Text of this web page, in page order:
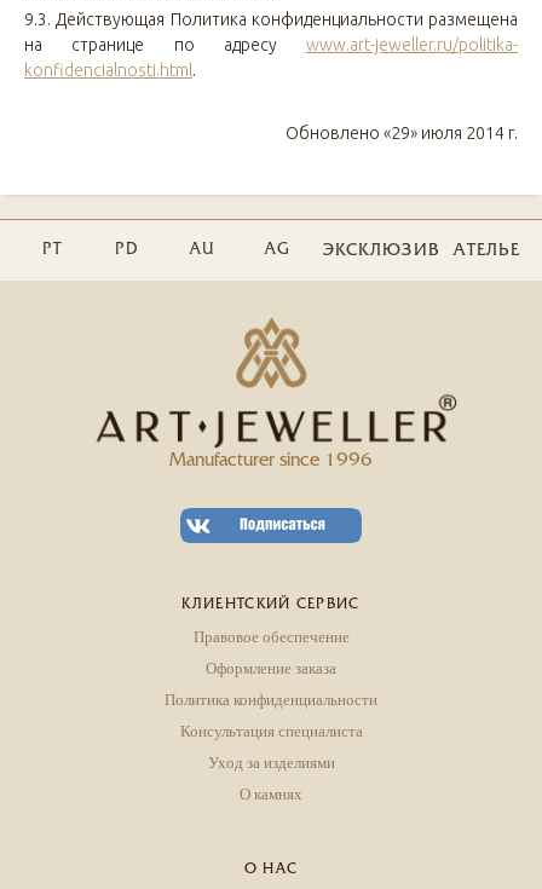
9.3. Действующая Политика конфиденциальности размещена
на странице по адресу www.art-jeweller.ru/politika-
konfidencialnosti.html.
Обновлено «29» июля 2014 г.
PT PD AU AG ЭКСКЛЮЗИВ АТЕЛЬЕ
Manufacturer since 1996
КЛИЕНТСКИЙ СЕРВИС
Правовое обеспечение
Оформление заказа
Политика конфиденциальности
Консультация специалиста
Уход за изделиями
О камнях
О НАС